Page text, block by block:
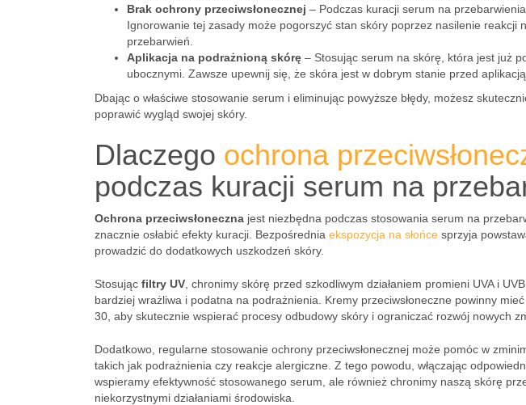
Brak ochrony przeciwsłonecznej – Podczas kuracji serum na
Ignorowanie tej zasady może pogorszyć stan skóry poprzez nasilenie reakcji
przebarwień.
Aplikacja na podrażnioną skórę – Stosując serum na skórę, która jest już
ubocznymi. Zawsze upewnij się, że skóra jest w dobrym stanie przed
Dbając o właściwe stosowanie serum i eliminując powyższe błędy, możesz
poprawić wygląd swojej skóry.
Dlaczego ochrona
podczas kuracji serum na
Ochrona przeciwsłoneczna jest niezbędna podczas stosowania serum na
znacznie osłabić efekty kuracji. Bezpośrednia ekspozycja na słońce sprzyja
prowadzić do dodatkowych uszkodzeń skóry.
Stosując filtry UV , chronimy skórę przed szkodliwym działaniem promieni UVA i
bardziej wrażliwa i podatna na podrażnienia. Kremy przeciwsłoneczne powinny
30, aby skutecznie wspierać procesy odbudowy skóry i ograniczać rozwój nowych
Dodatkowo, regularne stosowanie ochrony przeciwsłonecznej może pomóc w
takich jak podrażnienia czy reakcje alergiczne. Z tego powodu, włączając
wspieramy efektywność stosowanego serum, ale również chronimy naszą skórę
niekorzystnymi działaniami środowiska.